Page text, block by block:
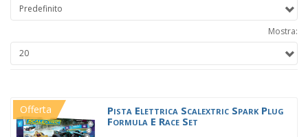
Mostra:
Offerta
Pista Elettrica Scalextric Spark Plug
Formula E Race Set